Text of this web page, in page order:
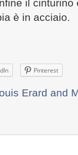
il cinturino
è in acciaio.
Pinterest
Erard and